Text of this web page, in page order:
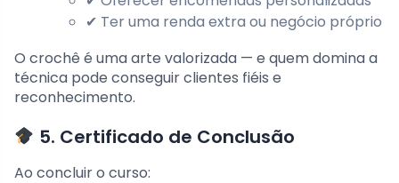
✔ Ter uma renda extra ou negócio próprio
O crochê é uma arte valorizada — e quem domina a
técnica pode conseguir clientes fiéis e
reconhecimento.
5. Certificado de Conclusão
Ao concluir o curso: